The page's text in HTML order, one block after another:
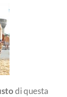
di questa